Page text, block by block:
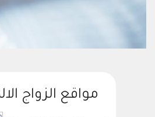
مواقع الزواج